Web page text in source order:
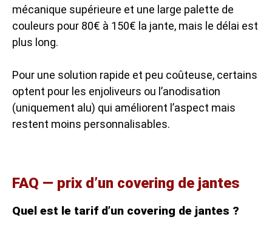
mécanique supérieure et une large palette de
couleurs pour 80€ à 150€ la jante, mais le délai est
plus long.
Pour une solution rapide et peu coûteuse, certains
optent pour les enjoliveurs ou l’anodisation
(uniquement alu) qui améliorent l’aspect mais
restent moins personnalisables.
FAQ — prix d’un covering de jantes
Quel est le tarif d’un covering de jantes ?